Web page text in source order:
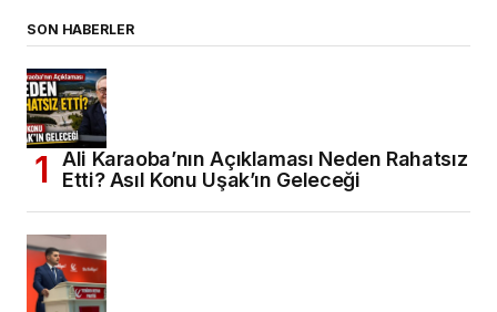
SON HABERLER
Ali Karaoba’nın Açıklaması Neden Rahatsız
Etti? Asıl Konu Uşak’ın Geleceği